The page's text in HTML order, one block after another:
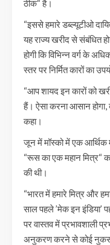
ठीक“ है।
“इससे हमारे डब्ल्यूटीओ
यह राज्य खरीद से संबंधित
होगी कि विभिन्न वर्ग के
स्तर पर निर्मित कारों का
“आप शायद इन कारों को
हैं। ऐसा करना आसान होगा,
कहा।
जून में मॉस्को में एक आर्थिक
“रूस का एक महान मित्र“
की थी।
“भारत में हमारे मित्र और
साल पहले ’मेक इन इंडिया’
पर वास्तव में प्रभावशाली
अनुकरण करने से कोई